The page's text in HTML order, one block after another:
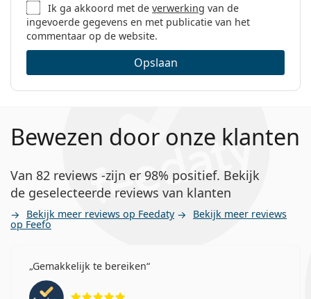
Ik ga akkoord met deverwerking van de
ingevoerde gegevens en met publicatie van het
commentaar op de website.
Opslaan
Bewezen door onze klanten
Van 82 reviews -zijn er 98% positief. Bekijk
de geselecteerde reviews van klanten
Bekijk meer reviews op Feedaty Bekijk meer reviews
op Feefo
Gemakkelijk te bereiken